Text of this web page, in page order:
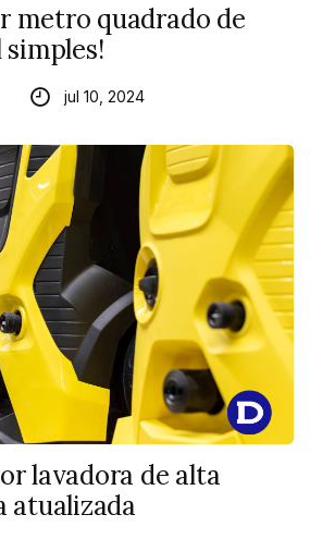
metro quadrado de
jul 10, 2024
lavadora de alta
atualizada